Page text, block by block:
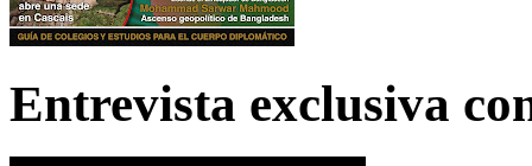
Entrevista exclusiva